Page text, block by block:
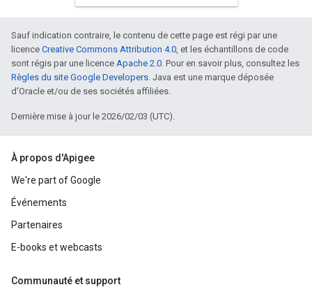
Sauf indication contraire, le contenu de cette page est régi par une
licence Creative Commons Attribution 4.0, et les échantillons de code
sont régis par une licence Apache 2.0. Pour en savoir plus, consultez les
Règles du site Google Developers. Java est une marque déposée
d'Oracle et/ou de ses sociétés affiliées.
Dernière mise à jour le 2026/02/03 (UTC).
À propos d'Apigee
We're part of Google
Événements
Partenaires
E-books et webcasts
Communauté et support